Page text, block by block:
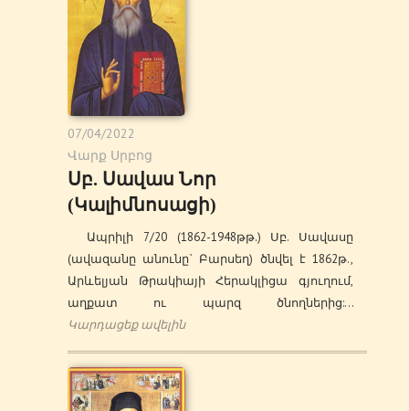
07/04/2022
Վարք Սրբոց
Սբ. Սավաս Նոր
(Կալիմնոսացի)
Ապրիլի 7/20 (1862-1948թթ.) Սբ. Սավասը
(ավազանը անունը` Բարսեղ) ծնվել է 1862թ.,
Արևելյան Թրակիայի Հերակլիցա գյուղում,
աղքատ ու պարզ ծնողներից:…
Կարդացեք ավելին